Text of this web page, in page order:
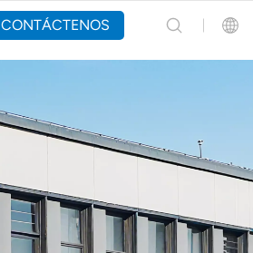
CONTÁCTENOS
Español
Português(Portugal)